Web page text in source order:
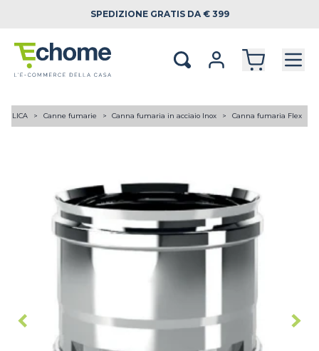
SPEDIZIONE GRATIS DA € 399
Canne fumarie Canna fumaria in acciaio Inox Canna fumaria Flex